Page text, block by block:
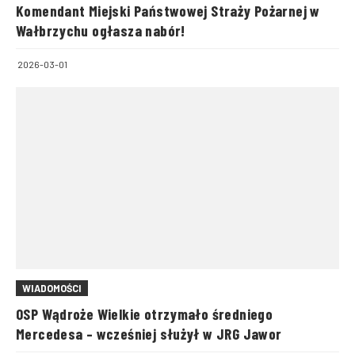
Komendant Miejski Państwowej Straży Pożarnej w
Wałbrzychu ogłasza nabór!
2026-03-01
WIADOMOŚCI
OSP Wądroże Wielkie otrzymało średniego
Mercedesa – wcześniej służył w JRG Jawor